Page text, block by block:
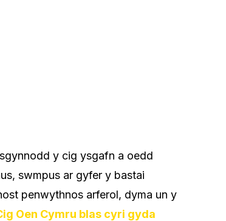
y cig ysgafn a oedd
swmpus ar gyfer y bastai
penwythnos arferol, dyma un y
Oen Cymru blas cyri gyda